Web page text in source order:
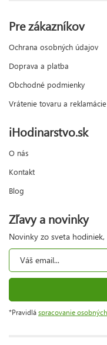
Pre zákazníkov
Ochrana osobných údajov
Doprava a platba
Obchodné podmienky
Vrátenie tovaru a reklamácie
iHodinarstvo.sk
O nás
Kontakt
Blog
Zľavy a novinky
Novinky zo sveta
*Pravidlá spracovanie